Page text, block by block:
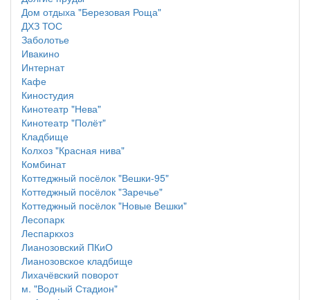
Дом отдыха "Березовая Роща"
ДХЗ ТОС
Заболотье
Ивакино
Интернат
Кафе
Киностудия
Кинотеатр "Нева"
Кинотеатр "Полёт"
Кладбище
Колхоз "Красная нива"
Комбинат
Коттеджный посёлок "Вешки-95"
Коттеджный посёлок "Заречье"
Коттеджный посёлок "Новые Вешки"
Лесопарк
Леспаркхоз
Лианозовский ПКиО
Лианозовское кладбище
Лихачёвский поворот
м. "Водный Стадион"